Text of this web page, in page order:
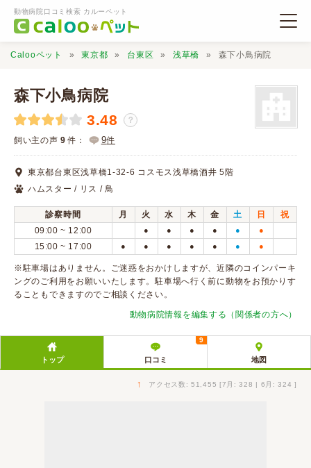
動物病院口コミ検索 カルーペット
動物病院検索
口コミ検索
Calooペットとは？
口コミ投稿
Calooペット 東京都 台東区 浅草橋 森下小鳥病院
森下小鳥病院
3.48 ？
飼い主の声 9 件： 9件
東京都台東区浅草橋1-32-6 コスモス浅草橋酒井 5階
ハムスター / リス / 鳥
診察時間 月 火 水 木 金 土 日
祝
09:00 ~ 12:00
● ● ● ● ● ●
15:00 ~ 17:00 ● ● ● ● ● ● ●
※駐車場はありません。ご迷惑をおかけしますが、近隣のコインパーキ
ングのご利用をお願いいたします。駐車場へ行く前に動物をお預かりす
ることもできますのでご相談ください。
動物病院情報を編集する（関係者の方へ）
トップ 口コミ
9
地図
↑ アクセス数: 51,455 [7月: 328 | 6月: 324 ]